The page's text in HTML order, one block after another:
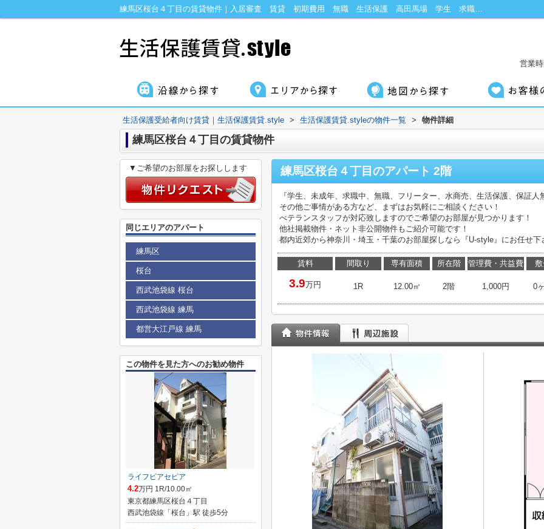
練馬区桜台４丁目の賃貸物件｜入居審査 賃貸 初期費用 無職 生活保護 高田馬場 学生 求職中 休職中 保証人不要 ｜生活保護受給者向け賃貸｜生活保護賃貸.style
営業
生活保護受給者向け賃貸｜生活保護賃貸.style > 生活保護賃貸.styleの物件一覧 > 物件詳細
練馬区桜台４丁目の賃貸物件
練馬区桜台４丁目のアパート 2階
『学生、未成年、求職中、無職、フリーター、水商売、生活保護、保証人
その他ご事情がある方など、まずはお気軽にご相談ください！
べテランスタッフが対応致しますのでご希望のお部屋が見つかります！
他社掲載物件・ネット非公開物件もご紹介可能です！
都内近郊から神奈川・埼玉・千葉のお部屋探しなら『U-style』にお任せ下
賃料
3.9万円
間取り
1R
専有面積
12.00㎡
所在階
2階
管理費・共益費
1,000円 0
▼ご希望のお部屋をお探しします
同じエリアのアパート
練馬区
桜台
西武池袋線 桜台
西武池袋線 練馬
都営大江戸線 練馬
この物件を見た方へのお勧め物件
ライフピアセピア
4.2万円 1R/10.00㎡
東京都練馬区桜台４丁目
西武池袋線「桜台」駅 徒歩5分